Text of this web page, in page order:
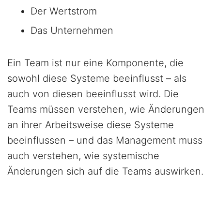
Der Wertstrom
Das Unternehmen
Ein Team ist nur eine Komponente, die
sowohl diese Systeme beeinflusst – als
auch von diesen beeinflusst wird. Die
Teams müssen verstehen, wie Änderungen
an ihrer Arbeitsweise diese Systeme
beeinflussen – und das Management muss
auch verstehen, wie systemische
Änderungen sich auf die Teams auswirken.